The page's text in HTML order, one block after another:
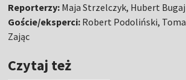
Reporterzy: Maja Strzelczyk, Hubert Bugaj
Goście/eksperci: Robert Podoliński,
Zając
Czytaj też